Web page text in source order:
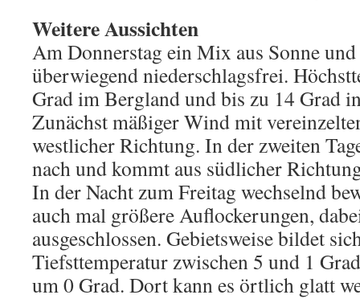
Weitere Aussichten
Am Donnerstag ein Mix aus Sonne
überwiegend niederschlagsfrei.
Grad im Bergland und bis zu 14 Grad
Zunächst mäßiger Wind mit
westlicher Richtung. In der zweiten
nach und kommt aus südlicher
In der Nacht zum Freitag wechselnd
auch mal größere Auflockerungen,
ausgeschlossen. Gebietsweise bildet
Tiefsttemperatur zwischen 5 und 1
um 0 Grad. Dort kann es örtlich glatt